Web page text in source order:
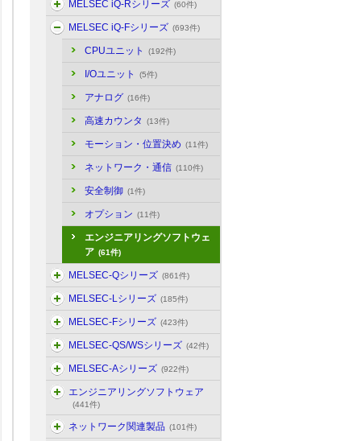
MELSEC iQ-Rシリーズ (60件)
MELSEC iQ-Fシリーズ (693件)
CPUユニット (192件)
I/Oユニット (5件)
アナログ (16件)
高速カウンタ (13件)
モーション・位置決め (11件)
ネットワーク・通信 (110件)
安全制御 (1件)
オプション (11件)
エンジニアリングソフトウェ
ア (61件)
MELSEC-Qシリーズ (861件)
MELSEC-Lシリーズ (185件)
MELSEC-Fシリーズ (423件)
MELSEC-QS/WSシリーズ (42件)
MELSEC-Aシリーズ (922件)
エンジニアリングソフトウェア
(441件)
ネットワーク関連製品 (101件)